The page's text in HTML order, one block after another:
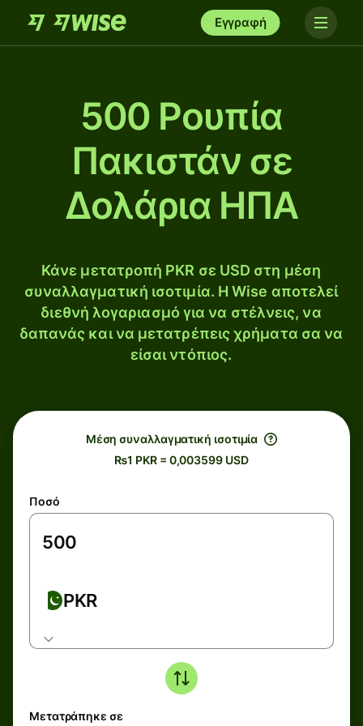
Εγγραφή
500 Ρουπία
Πακιστάν σε
Δολάρια ΗΠΑ
Κάνε μετατροπή PKR σε USD στη μέση
συναλλαγματική ισοτιμία. Η Wise αποτελεί
διεθνή λογαριασμό για να στέλνεις, να
δαπανάς και να μετατρέπεις χρήματα σα να
είσαι ντόπιος.
Μέση συναλλαγματική ισοτιμία
₨1 PKR = 0,003599 USD
Ποσό
PKR
Μετατράπηκε σε